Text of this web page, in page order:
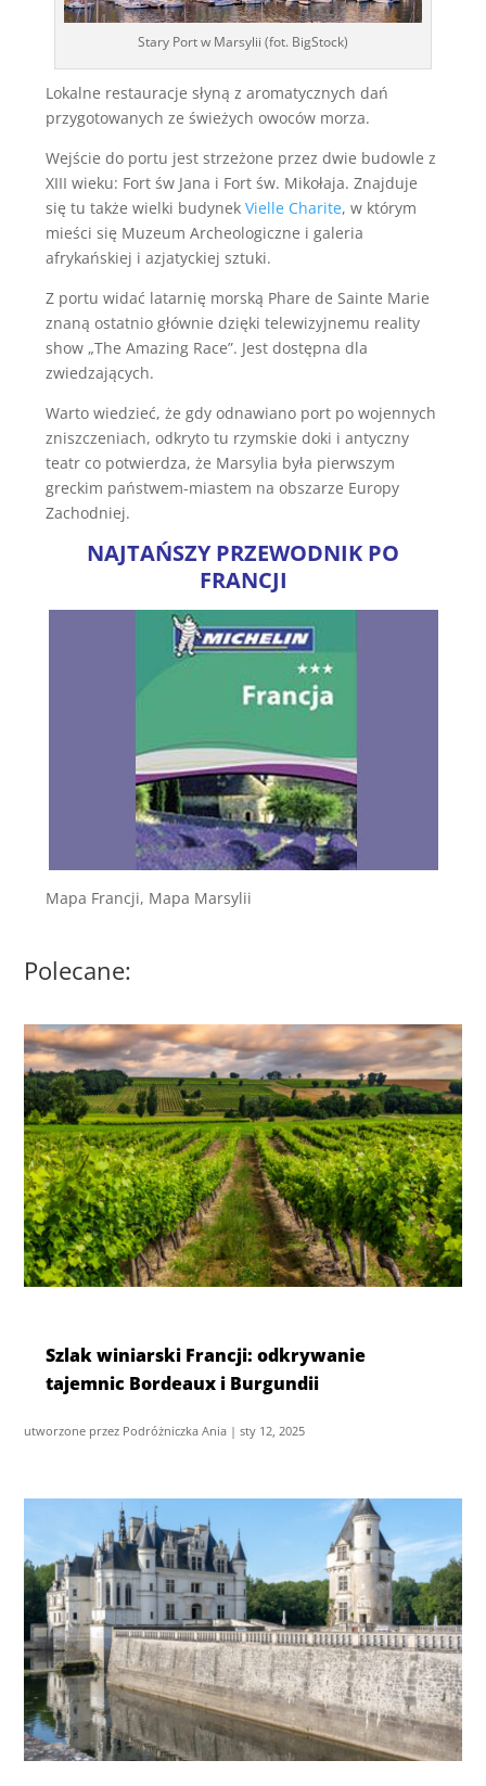
Stary Port w Marsylii (fot. BigStock)
Lokalne restauracje słyną z aromatycznych dań
przygotowanych ze świeżych owoców morza.
Wejście do portu jest strzeżone przez dwie budowle z
XIII wieku: Fort św Jana i Fort św. Mikołaja. Znajduje
się tu także wielki budynek Vielle Charite, w którym
mieści się Muzeum Archeologiczne i galeria
afrykańskiej i azjatyckiej sztuki.
Z portu widać latarnię morską Phare de Sainte Marie
znaną ostatnio głównie dzięki telewizyjnemu reality
show „The Amazing Race”. Jest dostępna dla
zwiedzających.
Warto wiedzieć, że gdy odnawiano port po wojennych
zniszczeniach, odkryto tu rzymskie doki i antyczny
teatr co potwierdza, że Marsylia była pierwszym
greckim państwem-miastem na obszarze Europy
Zachodniej.
NAJTAŃSZY PRZEWODNIK PO
FRANCJI
Mapa Francji, Mapa Marsylii
Polecane:
Szlak winiarski Francji: odkrywanie
tajemnic Bordeaux i Burgundii
utworzone przez Podróżniczka Ania |sty 12, 2025